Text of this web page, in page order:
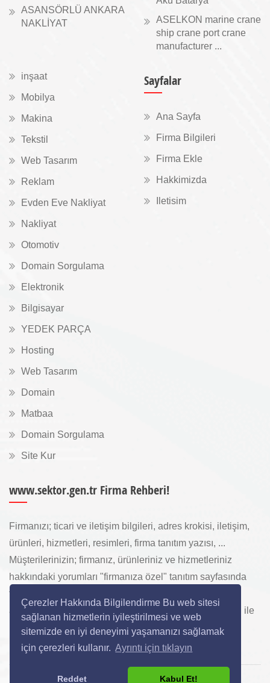
Çerezler Hakkında Bilgilendirme Bu web sitesi
sağlanan hizmetlerin iyileştirilmesi ve web
sitemizde en iyi deneyimi yaşamanızı sağlamak
için çerezleri kullanır. Ayrıntı için tıklayın
Reddet Kabul Et!
ASANSÖRLÜ ANKARA
NAKLİYAT
ASELKON marine crane
ship crane port crane
manufacturer ...
inşaat
Mobilya
Makina
Tekstil
Web Tasarım
Reklam
Evden Eve Nakliyat
Nakliyat
Otomotiv
Domain Sorgulama
Elektronik
Bilgisayar
YEDEK PARÇA
Hosting
Web Tasarım
Domain
Matbaa
Domain Sorgulama
Site Kur
Sayfalar
Ana Sayfa
Firma Bilgileri
Firma Ekle
Hakkimizda
Iletisim
www.sektor.gen.tr Firma Rehberi!
Firmanızı; ticari ve iletişim bilgileri, adres krokisi, iletişim,
ürünleri, hizmetleri, resimleri, firma tanıtım yazısı, ...
Müşterilerinizin; firmanız, ürünleriniz ve hizmetleriniz
hakkındaki yorumları "firmanıza özel" tanıtım sayfasında
toplanarak ürünlerinizi, hizmetlerinizi, internette "sizi
arayan" yeni müşterilerinize www.sektor.gen.tr aracılığı ile
ücretsiz gösterilir.